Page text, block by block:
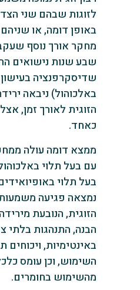
לזוגות שבהם שני
באופן דומה, או
מחקר אורך נוסף
שבע שנות נישואים
שדיסקרפנציה
באלכוהול) ניבאה
הזוגית לאורך זמן,
כאחד.
ממצא דומה עולה
עם בעל תלוי
בעל תלוי
נמצאה פגיעה
הזוגית, הנובעת
הבנה, התנהגות בלתי
באינטימיות,
השימוש, וכן עומס
מהשימוש בחומרים.